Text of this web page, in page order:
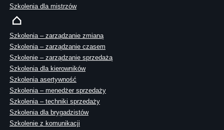
Szkolenia dla mistrzów
Szkolenia – zarządzanie zmianą
Szkolenia – zarządzanie czasem
Szkolenie – zarządzanie sprzedażą
Szkolenia dla kierowników
Szkolenia asertywność
Szkolenia – menedżer sprzedaży
Szkolenia – techniki sprzedaży
Szkolenia dla brygadzistów
Szkolenie z komunikacji